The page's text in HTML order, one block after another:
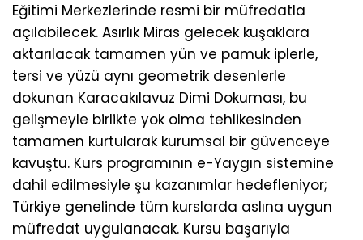
Eğitimi Merkezlerinde resmi bir müfredatla
açılabilecek. Asırlık Miras gelecek kuşaklara
aktarılacak tamamen yün ve pamuk iplerle,
tersi ve yüzü aynı geometrik desenlerle
dokunan Karacakılavuz Dimi Dokuması, bu
gelişmeyle birlikte yok olma tehlikesinden
tamamen kurtularak kurumsal bir güvenceye
kavuştu. Kurs programının e-Yaygın sistemine
dahil edilmesiyle şu kazanımlar hedefleniyor;
Türkiye genelinde tüm kurslarda aslına uygun
müfredat uygulanacak. Kursu başarıyla